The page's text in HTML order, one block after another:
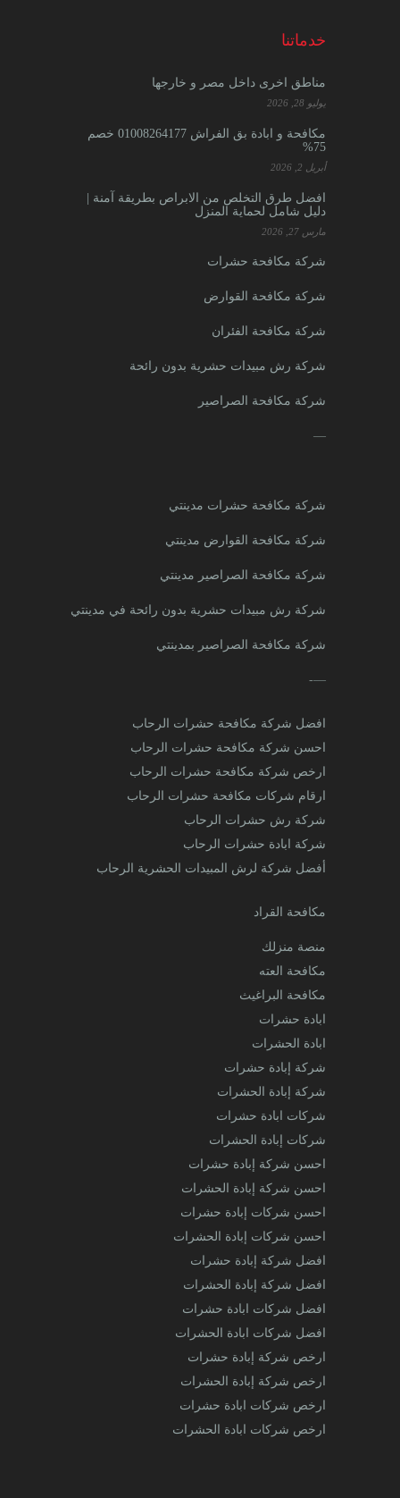
خدماتنا
مناطق اخرى داخل مصر و خارجها
يوليو 28, 2026
مكافحة و ابادة بق الفراش 01008264177 خصم
75%
أبريل 2, 2026
افضل طرق التخلص من الابراص بطريقة آمنة |
دليل شامل لحماية المنزل
مارس 27, 2026
شركة مكافحة حشرات
شركة مكافحة القوارض
شركة مكافحة الفئران
شركة رش مبيدات حشرية بدون رائحة
شركة مكافحة الصراصير
—
شركة مكافحة حشرات مدينتي
شركة مكافحة القوارض مدينتي
شركة مكافحة الصراصير مدينتي
شركة رش مبيدات حشرية بدون رائحة في مدينتي
شركة مكافحة الصراصير بمدينتي
—-
افضل شركة مكافحة حشرات الرحاب
احسن شركة مكافحة حشرات الرحاب
ارخص شركة مكافحة حشرات الرحاب
ارقام شركات مكافحة حشرات الرحاب
شركة رش حشرات الرحاب
شركة ابادة حشرات الرحاب
أفضل شركة لرش المبيدات الحشرية الرحاب
مكافحة القراد
منصة منزلك
مكافحة العته
مكافحة البراغيث
ابادة حشرات
ابادة الحشرات
شركة إبادة حشرات
شركة إبادة الحشرات
شركات ابادة حشرات
شركات إبادة الحشرات
احسن شركة إبادة حشرات
احسن شركة إبادة الحشرات
احسن شركات إبادة حشرات
احسن شركات إبادة الحشرات
افضل شركة إبادة حشرات
افضل شركة إبادة الحشرات
افضل شركات ابادة حشرات
افضل شركات ابادة الحشرات
ارخص شركة إبادة حشرات
ارخص شركة إبادة الحشرات
ارخص شركات ابادة حشرات
ارخص شركات ابادة الحشرات